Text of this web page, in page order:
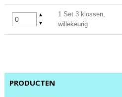
▲
▼
1 Set 3 klossen,
willekeurig
PRODUCTEN